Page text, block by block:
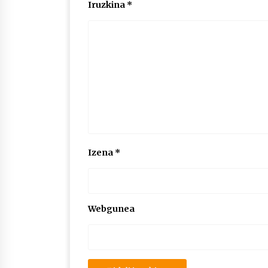
Iruzkina *
Izena *
Webgunea